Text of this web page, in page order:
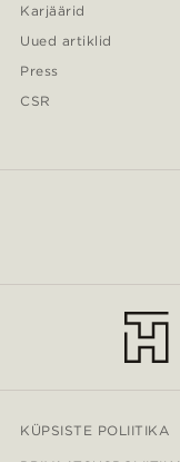
Karjäärid
Uued artiklid
Press
CSR
KÜPSISTE POLIITIKA